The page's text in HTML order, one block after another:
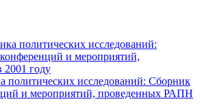
политических исследований: Сборник
и мероприятий, проведенных РАПН